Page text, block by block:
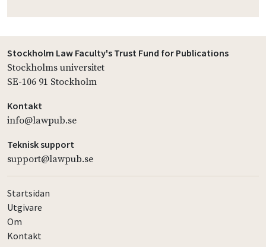
Stockholm Law Faculty's Trust Fund for Publications
Stockholms universitet
SE-106 91 Stockholm
Kontakt
info@lawpub.se
Teknisk support
support@lawpub.se
Startsidan
Utgivare
Om
Kontakt